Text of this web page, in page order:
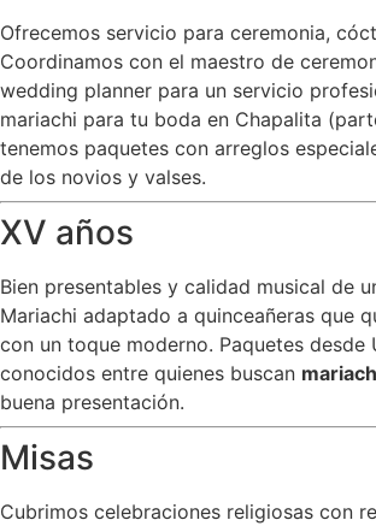
Ofrecemos servicio para ceremonia,
Coordinamos con el maestro de
wedding planner para un servicio
mariachi para tu boda en Chapalita
tenemos paquetes con arreglos
de los novios y valses.
XV años
Bien presentables y calidad musical de
Mariachi adaptado a quinceañeras que
con un toque moderno. Paquetes desde
conocidos entre quienes buscan
buena presentación.
Misas
Cubrimos celebraciones religiosas con